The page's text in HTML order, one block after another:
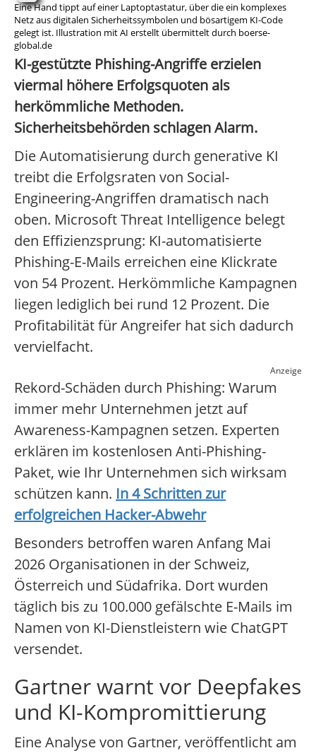
Eine Hand tippt auf einer Laptoptastatur, über die ein komplexes
Netz aus digitalen Sicherheitssymbolen und bösartigem KI-Code
gelegt ist. Illustration mit AI erstellt übermittelt durch boerse-
global.de
KI-gestützte Phishing-Angriffe erzielen
viermal höhere Erfolgsquoten als
herkömmliche Methoden.
Sicherheitsbehörden schlagen Alarm.
Die Automatisierung durch generative KI
treibt die Erfolgsraten von Social-
Engineering-Angriffen dramatisch nach
oben. Microsoft Threat Intelligence belegt
den Effizienzsprung: KI-automatisierte
Phishing-E-Mails erreichen eine Klickrate
von 54 Prozent. Herkömmliche Kampagnen
liegen lediglich bei rund 12 Prozent. Die
Profitabilität für Angreifer hat sich dadurch
vervielfacht.
Anzeige
Rekord-Schäden durch Phishing: Warum
immer mehr Unternehmen jetzt auf
Awareness-Kampagnen setzen. Experten
erklären im kostenlosen Anti-Phishing-
Paket, wie Ihr Unternehmen sich wirksam
schützen kann. In 4 Schritten zur
erfolgreichen Hacker-Abwehr
Besonders betroffen waren Anfang Mai
2026 Organisationen in der Schweiz,
Österreich und Südafrika. Dort wurden
täglich bis zu 100.000 gefälschte E-Mails im
Namen von KI-Dienstleistern wie ChatGPT
versendet.
Gartner warnt vor Deepfakes
und KI-Kompromittierung
Eine Analyse von Gartner, veröffentlicht am